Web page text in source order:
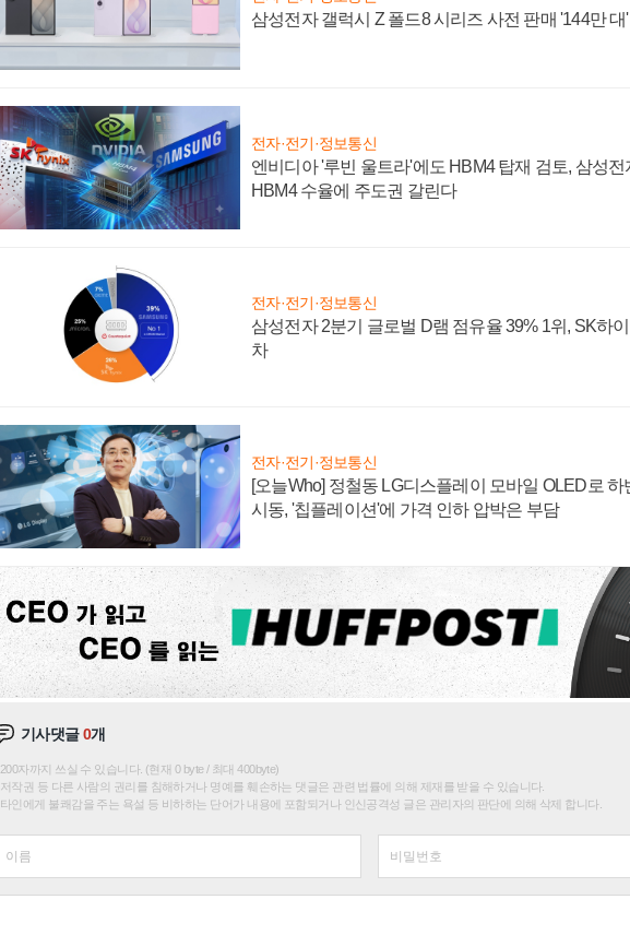
삼성전자 갤럭시 Z 폴드8 시리즈 사전 판매 '144만 대
전자·전기·정보통신
엔비디아 '루빈 울트라'에도 HBM4 탑재 검토, 삼성전
HBM4 수율에 주도권 갈린다
전자·전기·정보통신
삼성전자 2분기 글로벌 D램 점유율 39% 1위, SK하
차
전자·전기·정보통신
[오늘Who] 정철동 LG디스플레이 모바일 OLED로 하
시동, '칩플레이션'에 가격 인하 압박은 부담
기사댓글0개
200자까지 쓰실 수 있습니다. (현재 0 byte / 최대 400byte)
저작권 등 다른 사람의 권리를 침해하거나 명예를 훼손하는 댓글은 관련 법률에 의해 제재를 받을 수 있습니다.
타인에게 불쾌감을 주는 욕설 등 비하하는 단어가 내용에 포함되거나 인신공격성 글은 관리자의 판단에 의해 삭제 합니다.